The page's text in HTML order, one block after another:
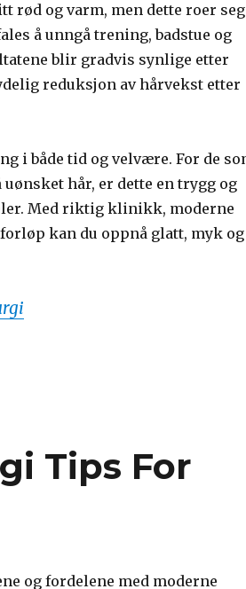
rød og varm, men dette roer seg
å unngå trening, badstue og
blir gradvis synlige etter
reduksjon av hårvekst etter
i både tid og velvære. For de
hår, er dette en trygg og
Med riktig klinikk, moderne
kan du oppnå glatt, myk og
Tips For
og fordelene med moderne